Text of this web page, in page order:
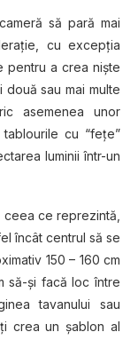
să pară mai
cu excepția
pentru a crea nişte
sau mai multe
asemenea unor
cu “feţe”
luminii într-un
ce reprezintă,
încât centrul să se
150 – 160 cm
să-şi facă loc între
tavanului sau
crea un șablon al